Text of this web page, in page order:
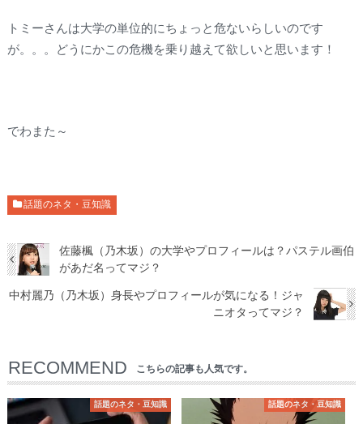
トミーさんは大学の単位的にちょっと危ないらしいのです
が。。。どうにかこの危機を乗り越えて欲しいと思います！
でわまた～
話題のネタ・豆知識
佐藤楓（乃木坂）の大学やプロフィールは？パステル画伯
があだ名ってマジ？
中村麗乃（乃木坂）身長やプロフィールが気になる！ジャ
ニオタってマジ？
RECOMMEND こちらの記事も人気です。
話題のネタ・豆知識 話題のネタ・豆知識